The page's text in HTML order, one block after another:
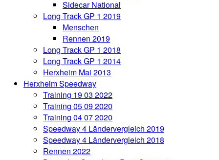
Sidecar National
Long Track GP 1 2019
Menschen
Rennen 2019
Long Track GP 1 2018
Long Track GP 1 2014
Herxheim Mai 2013
Herxheim Speedway
Training 19 03 2022
Training 05 09 2020
Training 04 07 2020
Speedway 4 Ländervergleich 2019
Speedway 4 Ländervergleich 2018
Rennen 2022